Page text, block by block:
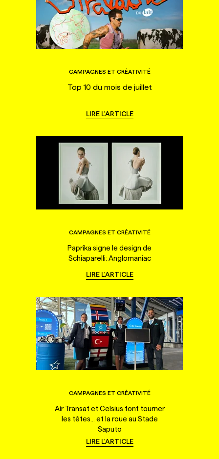
CAMPAGNES ET CRÉATIVITÉ
Top 10 du mois de juillet
LIRE L'ARTICLE
CAMPAGNES ET CRÉATIVITÉ
Paprika signe le design de
Schiaparelli: Anglomaniac
LIRE L'ARTICLE
CAMPAGNES ET CRÉATIVITÉ
Air Transat et Celsius font tourner
les têtes... et la roue au Stade
Saputo
LIRE L'ARTICLE